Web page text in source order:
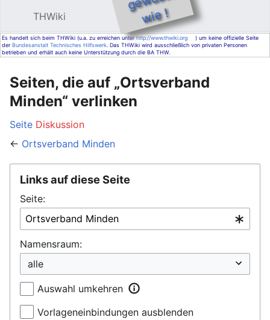
THWiki e !
Es handelt sich beim THWiki (u.a. zu erreichen unterhttp://www.thwiki.org
) um keine offizielle Seite
derBundesanstalt Technisches Hilfswerk. Das THWiki wird ausschließlich von privaten Personen
betrieben und erhält auch keine Unterstützung durch die BA THW.
Seiten, die auf „Ortsverband
Minden“ verlinken
Seite Diskussion
← Ortsverband Minden
Links auf diese Seite
Seite:
Namensraum:
Auswahl umkehren
Vorlageneinbindungen ausblenden